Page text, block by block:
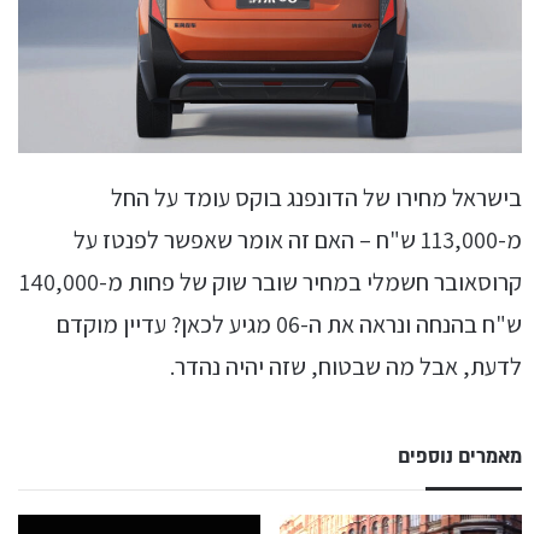
בישראל מחירו של הדונפנג בוקס עומד על החל
מ-113,000 ש"ח – האם זה אומר שאפשר לפנטז על
קרוסאובר חשמלי במחיר שובר שוק של פחות מ-140,000
ש"ח בהנחה ונראה את ה-06 מגיע לכאן? עדיין מוקדם
לדעת, אבל מה שבטוח, שזה יהיה נהדר.
מאמרים נוספים